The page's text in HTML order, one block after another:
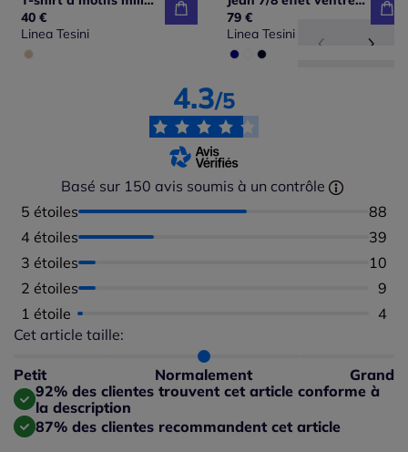
40 €
Linea Tesini
79 €
Linea Tesini
4.3/5
Basé sur 150 avis soumis à un contrôle
5 étoiles
88
4 étoiles
39
3 étoiles
10
2 étoiles
9
1 étoile
4
Cet article taille:
Petit Normalement Grand
Répartition du taillant selon les avis clients
Taille normalement : 95%
Taille grand : 3%
92% des clientes trouvent cet article conforme à
la description
87% des clientes recommandent cet article